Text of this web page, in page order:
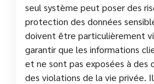
seul système peut poser des
protection des données
doivent être particulièrement
garantir que les informations
et ne sont pas exposées à des
des violations de la vie privée.